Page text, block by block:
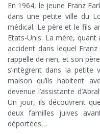
En 1964, le jeune Franz
dans une petite ville du
médical. Le père et le fils
Etats-Unis. La mère,
accident dans lequel
rappelle de rien, et son
s’intègrent dans la
maison qu’ils habitent
devenue l’assistante
Un jour, ils découvrent
deux familles juives
déportées…